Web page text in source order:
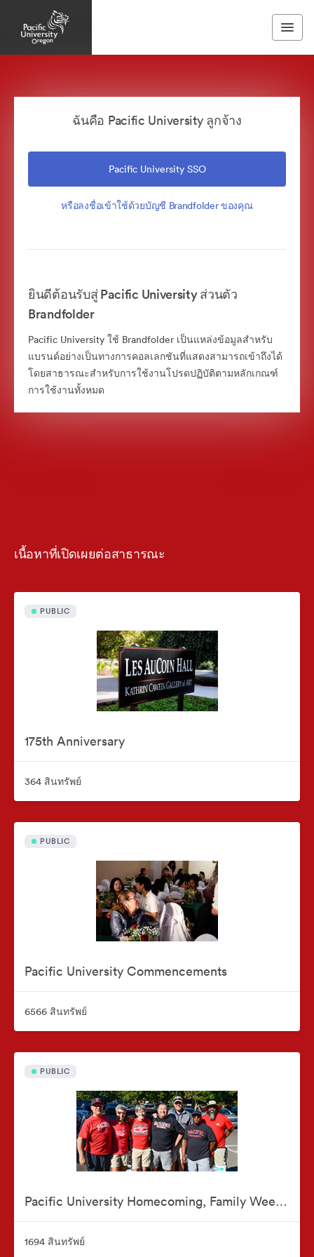
ฉันคือ Pacific University ลูกจ้าง
Pacific University SSO
หรือลงชื่อเข้าใช้ด้วยบัญชี Brandfolder ของคุณ
ยินดีต้อนรับสู่ Pacific University ส่วนตัว
Brandfolder
Pacific University ใช้ Brandfolder เป็นแหล่งข้อมูลสำหรับ
แบรนด์อย่างเป็นทางการคอลเลกชันที่แสดงสามารถเข้าถึงได้
โดยสาธารณะสำหรับการใช้งานโปรดปฏิบัติตามหลักเกณฑ์
การใช้งานทั้งหมด
เนื้อหาที่เปิดเผยต่อสาธารณะ
PUBLIC
175th Anniversary
364 สินทรัพย์
PUBLIC
Pacific University Commencements
6566 สินทรัพย์
PUBLIC
Pacific University Homecoming, Family Weekend & Reunions
1694 สินทรัพย์